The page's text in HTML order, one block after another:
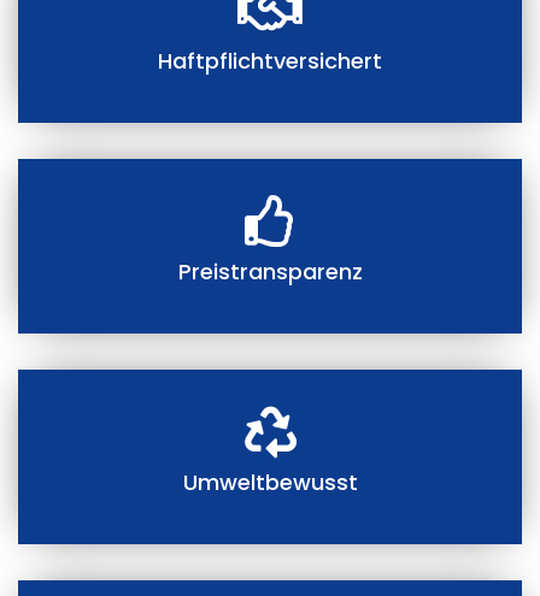
Haftpflichtversichert
Preistransparenz
Umweltbewusst